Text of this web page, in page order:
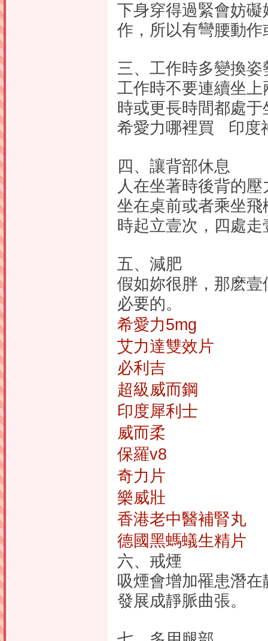
下身穿得過緊會妨
作，所以有彎腰動
三、工作時多變換姿
工作時不要連續坐
時或更長時間都處
希愛力哪裡買 印
四、讓背部休息
人在坐著時後背的
坐在桌前或者乘坐
時起立壹次，四處
五、減肥
假如妳很胖，那麽
必要的。
希愛力5mg
艾力達雙效片
必利吉
超級威而鋼
印度犀利士
威而柔
保羅v8
奇力片
樂威壯
香港老中醫補腎丸
德國黑螞蟻生精片
六、戒煙
吸煙會增加罹患潛
發展成靜脈曲張。